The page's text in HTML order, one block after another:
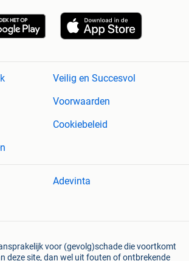
Veilig en Succesvol
Voorwaarden
Cookiebeleid
Adevinta
voor (gevolg)schade die voortkomt
deze site, dan wel uit fouten of ontbrekende